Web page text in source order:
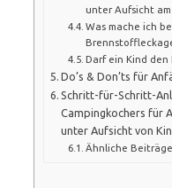
unter Aufsicht am
Was mache ich
Darf ein Kind den
Do’s & Don’ts für
Schritt-für-Schritt-
Campingkochers für
unter Aufsicht von
Ähnliche